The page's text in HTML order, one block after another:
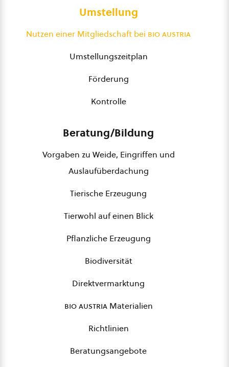
Umstellung
Nutzen einer Mitgliedschaft bei bio austria
Umstellungszeitplan
Förderung
Kontrolle
Beratung/Bildung
Vorgaben zu Weide, Eingriffen und
Auslaufüberdachung
Tierische Erzeugung
Tierwohl auf einen Blick
Pflanzliche Erzeugung
Biodiversität
Direktvermarktung
bio austriaMaterialien
Richtlinien
Beratungsangebote